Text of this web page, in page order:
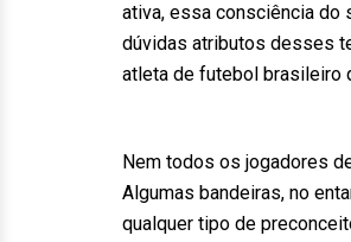
ativa, essa consciência do
dúvidas atributos desses
atleta de futebol brasileiro
Nem todos os jogadores
Algumas bandeiras, no
qualquer tipo de